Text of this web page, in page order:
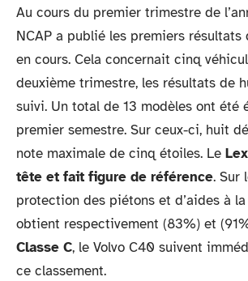
Au cours du premier trimestre de
NCAP a publié les premiers résultats
en cours. Cela concernait cinq
deuxième trimestre, les résultats de
suivi. Un total de 13 modèles ont été
premier semestre. Sur ceux-ci, huit
note maximale de cinq étoiles. Le
tête et fait figure de référence. Sur
protection des piétons et d’aides à
obtient respectivement (83%) et
Classe C, le Volvo C40 suivent
ce classement.